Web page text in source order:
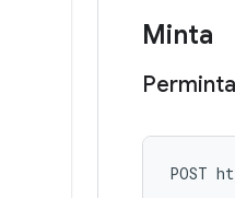
Minta
POST